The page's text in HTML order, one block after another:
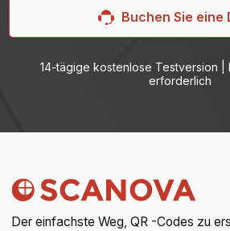
Buchen Sie eine
14-tägige kostenlose Testversion |
erforderlich
Der einfachste Weg, QR -Codes zu